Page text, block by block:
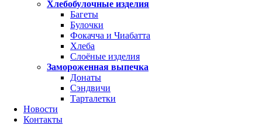
Хлебобулочные изделия
Багеты
Булочки
Фокачча и Чиабатта
Хлеба
Слоёные изделия
Замороженная выпечка
Донаты
Сэндвичи
Тарталетки
Новости
Контакты